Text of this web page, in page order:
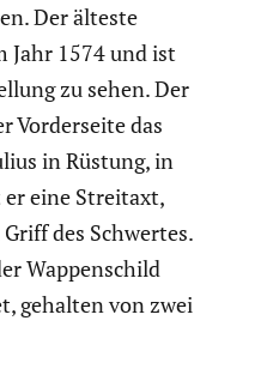
Der älteste
Jahr 1574 und ist
zu sehen. Der
Vorder­seite das
in Rüstung, in
eine Streitaxt,
des Schwertes.
Wappen­schild
gehalten von zwei